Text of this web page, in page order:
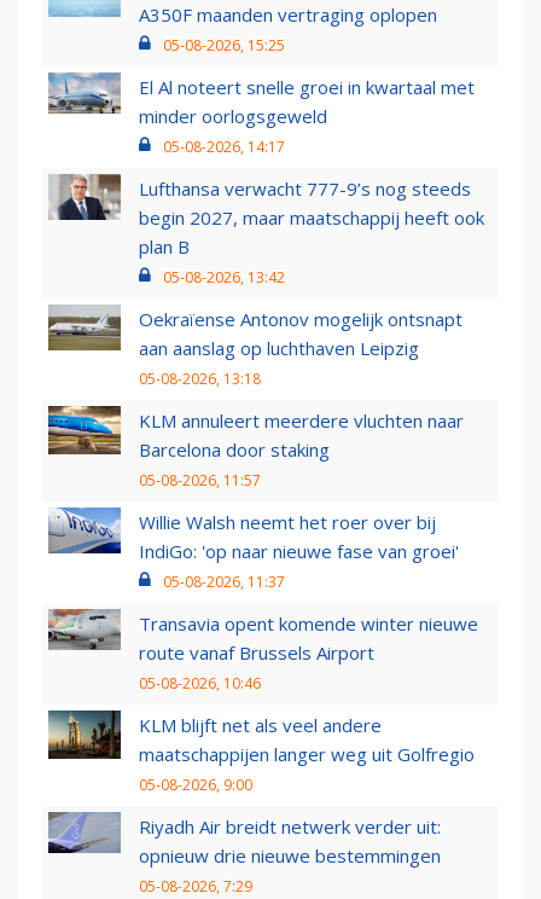
A350F maanden vertraging oplopen
05-08-2026, 15:25
El Al noteert snelle groei in kwartaal met
minder oorlogsgeweld
05-08-2026, 14:17
Lufthansa verwacht 777-9’s nog steeds
begin 2027, maar maatschappij heeft ook
plan B
05-08-2026, 13:42
Oekraïense Antonov mogelijk ontsnapt
aan aanslag op luchthaven Leipzig
05-08-2026, 13:18
KLM annuleert meerdere vluchten naar
Barcelona door staking
05-08-2026, 11:57
Willie Walsh neemt het roer over bij
IndiGo: 'op naar nieuwe fase van groei'
05-08-2026, 11:37
Transavia opent komende winter nieuwe
route vanaf Brussels Airport
05-08-2026, 10:46
KLM blijft net als veel andere
maatschappijen langer weg uit Golfregio
05-08-2026, 9:00
Riyadh Air breidt netwerk verder uit:
opnieuw drie nieuwe bestemmingen
05-08-2026, 7:29